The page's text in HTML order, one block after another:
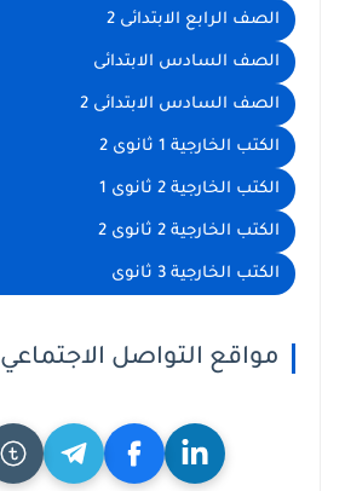
الصف الرابع الابتدائى 2
الصف السادس الابتدائى
الصف السادس الابتدائى 2
الكتب الخارجية 1 ثانوى 2
الكتب الخارجية 2 ثانوى 1
الكتب الخارجية 2 ثانوى 2
الكتب الخارجية 3 ثانوى
مواقع التواصل الاجتماعي